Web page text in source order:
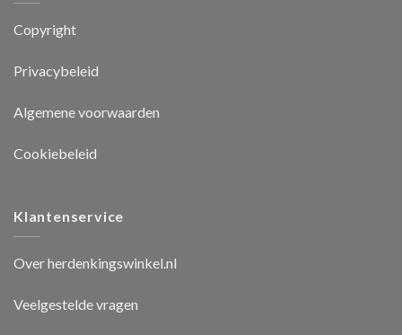
Copyright
Privacybeleid
Algemene voorwaarden
Cookiebeleid
Klantenservice
Over herdenkingswinkel.nl
Veelgestelde vragen